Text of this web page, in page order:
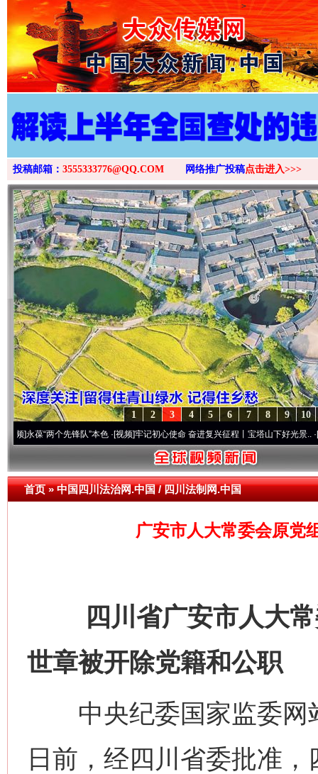
>
投稿邮箱： 3555333776@QQ.COM 网络推广投稿点击进入>>>
10
9
8
7
6
5
4
3
2
1
两个先锋队”本色·[视频]牢记初心使命 奋进复兴征程丨宝塔山下好光景..·[视频]因党
首页»中国四川法治网.中国 / 四川法制网.中国
广安市人大常委会原党
四川省广安市人大常
世章被开除党籍和公职
中央纪委国家监委网
日前，经四川省委批准